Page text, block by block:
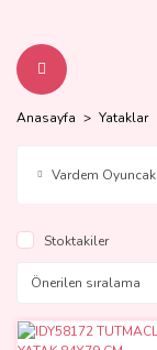
Anasayfa Yataklar
Vardem Oyuncak
Stoktakiler